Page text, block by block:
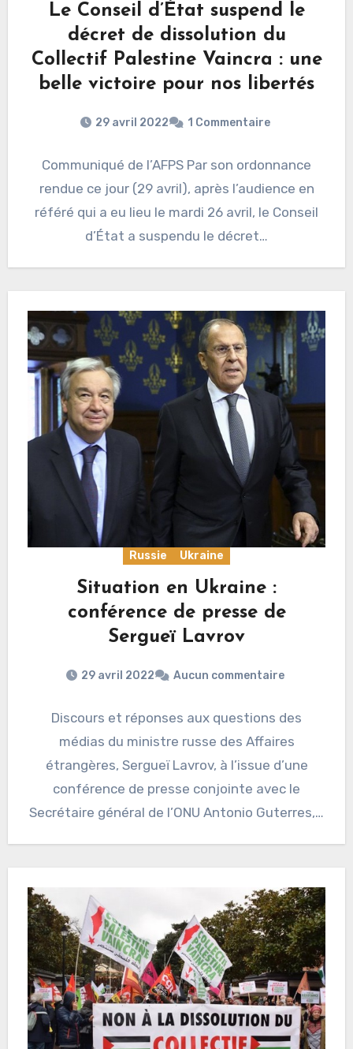
Le Conseil d’État suspend le
décret de dissolution du
Collectif Palestine Vaincra : une
belle victoire pour nos libertés
29 avril 2022 1 Commentaire
Communiqué de l’AFPS Par son ordonnance
rendue ce jour (29 avril), après l’audience en
référé qui a eu lieu le mardi 26 avril, le Conseil
d’État a suspendu le décret…
Russie Ukraine
Situation en Ukraine :
conférence de presse de
Sergueï Lavrov
29 avril 2022 Aucun commentaire
Discours et réponses aux questions des
médias du ministre russe des Affaires
étrangères, Sergueï Lavrov, à l’issue d’une
conférence de presse conjointe avec le
Secrétaire général de l’ONU Antonio Guterres,…